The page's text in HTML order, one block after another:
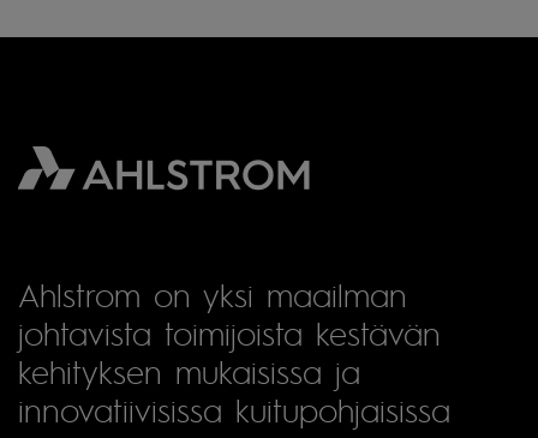
Ahlstrom on yksi maailman
johtavista toimijoista kestävän
kehityksen mukaisissa ja
innovatiivisissa kuitupohjaisissa